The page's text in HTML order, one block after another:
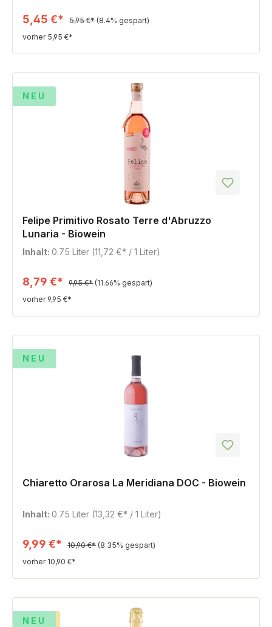
5,45 €* 5,95 €* (8.4% gespart)
vorher 5,95 €*
%
NEU
Felipe Primitivo Rosato Terre d'Abruzzo
Lunaria - Biowein
Inhalt: 0.75 Liter (11,72 €* / 1 Liter)
8,79 €* 9,95 €* (11.66% gespart)
vorher 9,95 €*
%
NEU
Chiaretto Orarosa La Meridiana DOC - Biowein
Inhalt: 0.75 Liter (13,32 €* / 1 Liter)
9,99 €* 10,90 €* (8.35% gespart)
vorher 10,90 €*
%
TIPP
NEU